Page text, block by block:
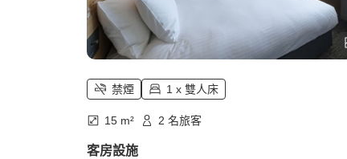
禁煙 1 x 雙人床
15 m² 2 名旅客
客房設施